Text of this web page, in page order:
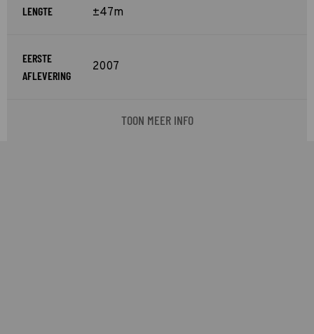
LENGTE ±47m
EERSTE
AFLEVERING
2007
TOON MEER INFO